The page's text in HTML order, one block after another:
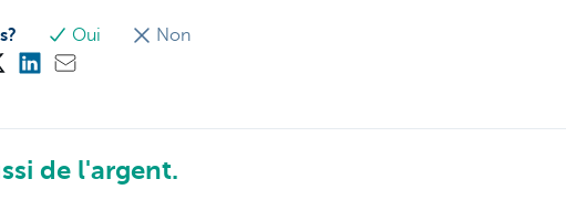
Oui Non
de l'argent.